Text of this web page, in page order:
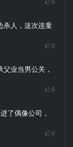
0
杀人，这次连童
0
业当男公关，
0
了偶像公司，
0